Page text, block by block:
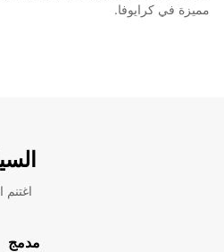
مميزة في كرايوفا.
اغتنم
مدمج